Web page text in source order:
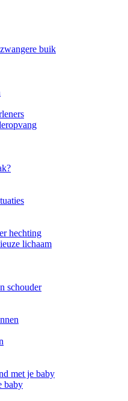
buik
hechting
lichaam
schouder
met je baby
baby